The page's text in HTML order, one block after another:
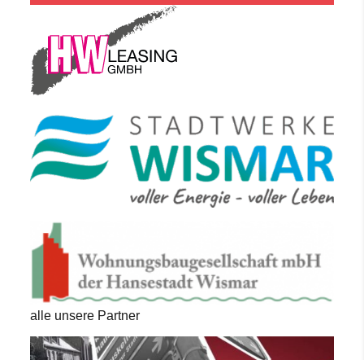
alle unsere Partner